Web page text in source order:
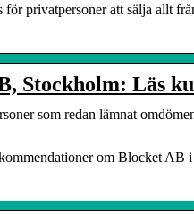
för privatpersoner att sälja allt
Stockholm: Läs
som redan lämnat
om Blocket AB